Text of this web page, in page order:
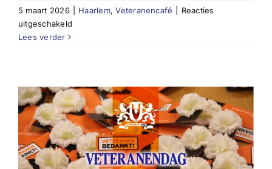
5 maart 2026 Haarlem,Veteranencafé
Reacties
uitgeschakeld
Lees verder